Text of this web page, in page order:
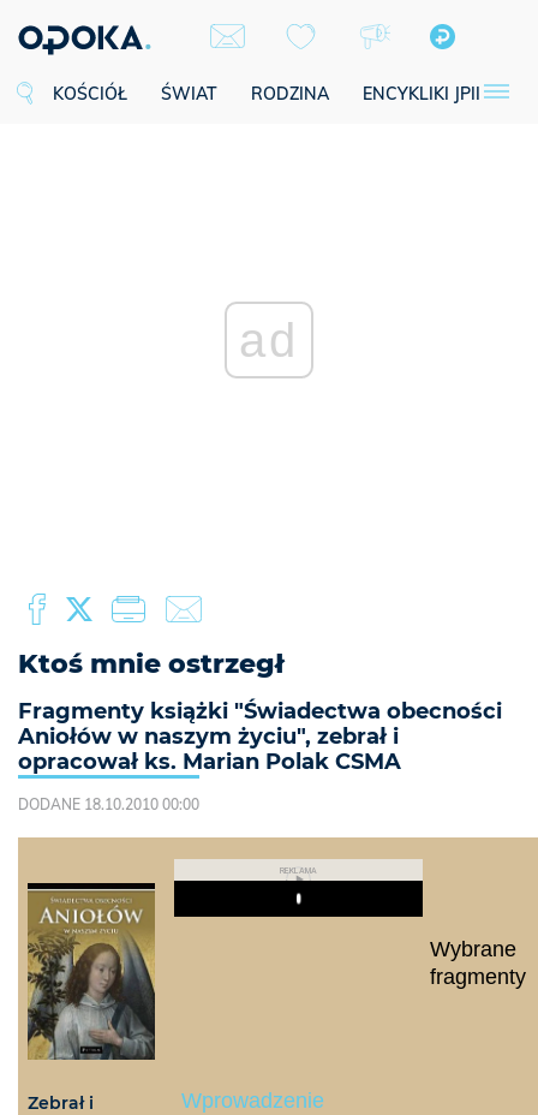
KOŚCIÓŁ ŚWIAT RODZINA ENCYKLIKI JPII
ad
Ktoś mnie ostrzegł
Fragmenty książki "Świadectwa obecności
Aniołów w naszym życiu", zebrał i
opracował ks. Marian Polak CSMA
DODANE 18.10.2010 00:00
Zebrał i
REKLAMA
Play
Wybrane
fragmenty
Wprowadzenie